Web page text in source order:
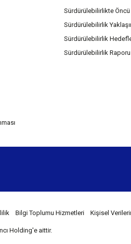
Sürdürülebilirlikte
Sürdürülebilirlik
Sürdürülebilirlik
Sürdürülebilirlik Raporu
Bilgi Toplumu Hizmetleri Kişisel
Holding'e aittir.